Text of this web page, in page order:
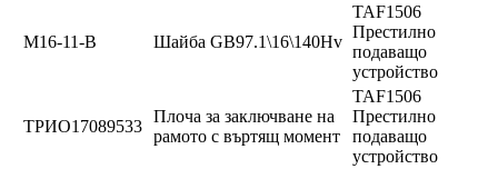
М16-11-В Шайба GB97.1\16\140Hv
TAF1506
Престилно
подаващо
устройство
ТРИО17089533
Плоча за заключване на
рамото с въртящ момент
TAF1506
Престилно
подаващо
устройство